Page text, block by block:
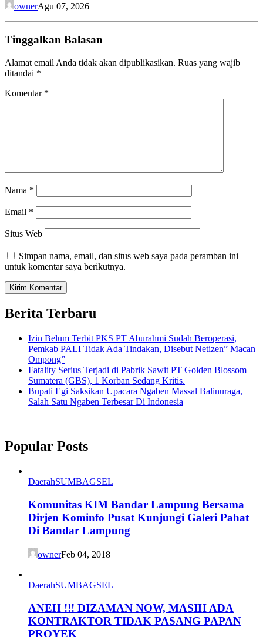
ownerAgu 07, 2026
Tinggalkan Balasan
Alamat email Anda tidak akan dipublikasikan. Ruas yang wajib
ditandai *
Komentar *
Nama *
Email *
Situs Web
Simpan nama, email, dan situs web saya pada peramban ini
untuk komentar saya berikutnya.
Berita Terbaru
Izin Belum Terbit PKS PT Aburahmi Sudah Beroperasi,
Pemkab PALI Tidak Ada Tindakan, Disebut Netizen” Macan
Ompong”
Fatality Serius Terjadi di Pabrik Sawit PT Golden Blossom
Sumatera (GBS), 1 Korban Sedang Kritis.
Bupati Egi Saksikan Upacara Ngaben Massal Balinuraga,
Salah Satu Ngaben Terbesar Di Indonesia
Popular Posts
DaerahSUMBAGSEL
Komunitas KIM Bandar Lampung Bersama
Dirjen Kominfo Pusat Kunjungi Galeri Pahat
Di Bandar Lampung
ownerFeb 04, 2018
DaerahSUMBAGSEL
ANEH !!! DIZAMAN NOW, MASIH ADA
KONTRAKTOR TIDAK PASANG PAPAN
PROYEK